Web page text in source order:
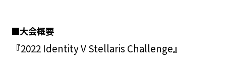
■大会概要
『2022 Identity V Stellaris Challenge』